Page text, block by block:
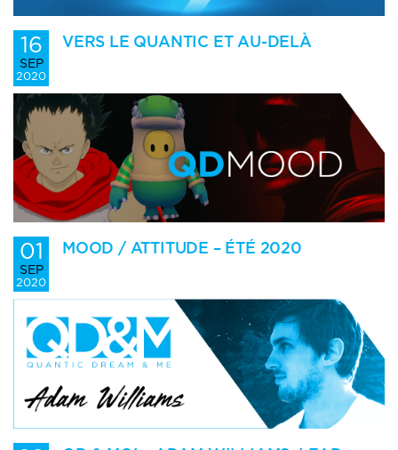
16
SEP
2020
VERS LE QUANTIC ET AU-DELÀ
01
SEP
2020
MOOD / ATTITUDE – ÉTÉ 2020